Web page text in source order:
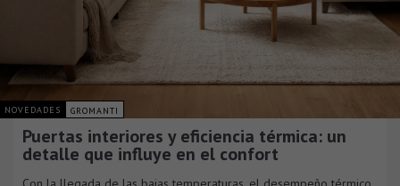
NOVEDADES GROMANTI
Puertas interiores y eficiencia térmica: un
detalle que influye en el confort